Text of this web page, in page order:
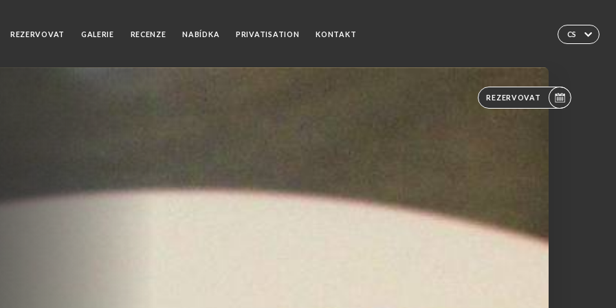
CS
REZERVOVAT GALERIE RECENZE NABÍDKA PRIVATISATION KONTAKT
REZERVOVAT